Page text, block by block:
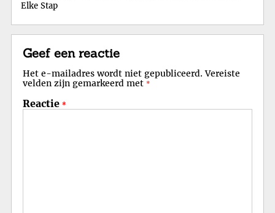
Elke Stap
Geef een reactie
Het e-mailadres wordt niet gepubliceerd. Vereiste
velden zijn gemarkeerd met *
Reactie *